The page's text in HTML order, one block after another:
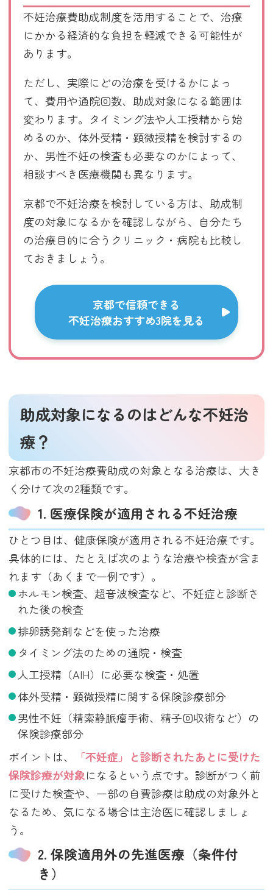
不妊治療費助成制度を活用することで、治療
にかかる経済的な負担を軽減できる可能性が
あります。
ただし、実際にどの治療を受けるかによっ
て、費用や通院回数、助成対象になる範囲は
変わります。タイミング法や人工授精から始
めるのか、体外受精・顕微授精を検討するの
か、男性不妊の検査も必要なのかによって、
相談すべき医療機関も異なります。
京都で不妊治療を検討している方は、助成制
度の対象になるかを確認しながら、自分たち
の治療目的に合うクリニック・病院も比較し
ておきましょう。
京都で信頼できる
不妊治療おすすめ3院を見る
助成対象になるのはどんな不妊治
療？
京都市の不妊治療費助成の対象となる治療は、大き
く分けて次の2種類です。
1. 医療保険が適用される不妊治療
ひとつ目は、健康保険が適用される不妊治療です。
具体的には、たとえば次のような治療や検査が含ま
れます（あくまで一例です）。
ホルモン検査、超音波検査など、不妊症と診断さ
れた後の検査
排卵誘発剤などを使った治療
タイミング法のための通院・検査
人工授精（AIH）に必要な検査・処置
体外受精・顕微授精に関する保険診療部分
男性不妊（精索静脈瘤手術、精子回収術など）の
保険診療部分
ポイントは、
「不妊症」と診断されたあとに受けた
保険診療が対象になるという点です。診断がつく前
に受けた検査や、一部の自費診療は助成の対象外と
なるため、気になる場合は主治医に確認しましょ
う。
2. 保険適用外の先進医療（条件付
き）